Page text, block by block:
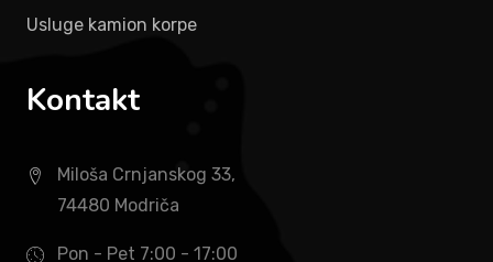
Usluge kamion korpe
Kontakt
Miloša Crnjanskog 33,
74480 Modriča
Pon - Pet 7:00 - 17:00